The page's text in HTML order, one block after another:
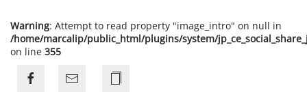
Warning: Attempt to read property "image_intro" on null in
/home/marcalip/public_html/plugins/system/
on line 355